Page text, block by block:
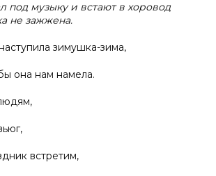
под музыку и встают в хоровод
не зажжена.
зимушка-зима,
она нам намела.
встретим,